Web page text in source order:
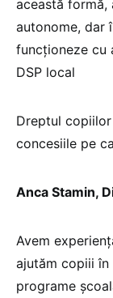
această formă,
autonome, dar
funcționeze cu
DSP local
Dreptul
concesiile pe
Anca Stamin,
Avem
ajutăm copiii în
programe